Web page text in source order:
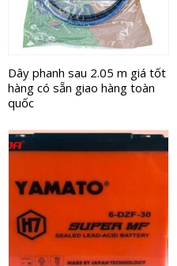
Dây phanh sau 2.05 m giá tốt
hàng có sẵn giao hàng toàn
quốc